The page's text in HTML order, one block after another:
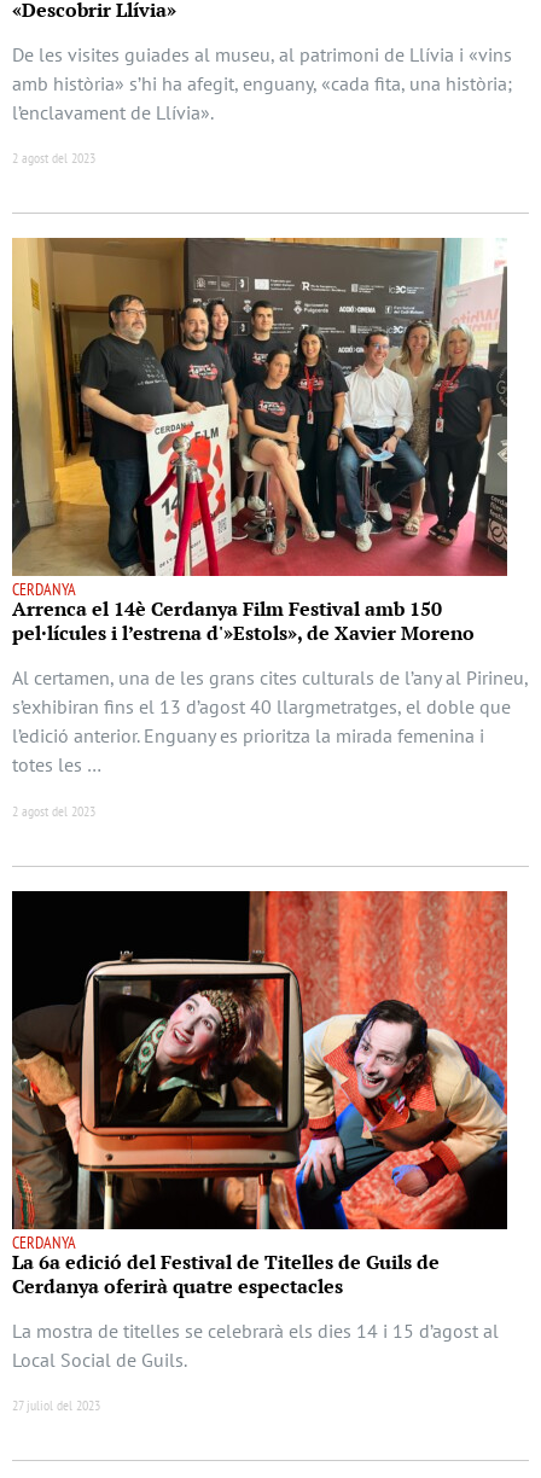
«Descobrir Llívia»
De les visites guiades al museu, al patrimoni de Llívia i «vins
amb història» s’hi ha afegit, enguany, «cada fita, una història;
l’enclavament de Llívia».
2 agost del 2023
CERDANYA
Arrenca el 14è Cerdanya Film Festival amb 150
pel·lícules i l’estrena d'»Estols», de Xavier Moreno
Al certamen, una de les grans cites culturals de l’any al Pirineu,
s’exhibiran fins el 13 d’agost 40 llargmetratges, el doble que
l’edició anterior. Enguany es prioritza la mirada femenina i
totes les …
2 agost del 2023
CERDANYA
La 6a edició del Festival de Titelles de Guils de
Cerdanya oferirà quatre espectacles
La mostra de titelles se celebrarà els dies 14 i 15 d’agost al
Local Social de Guils.
27 juliol del 2023